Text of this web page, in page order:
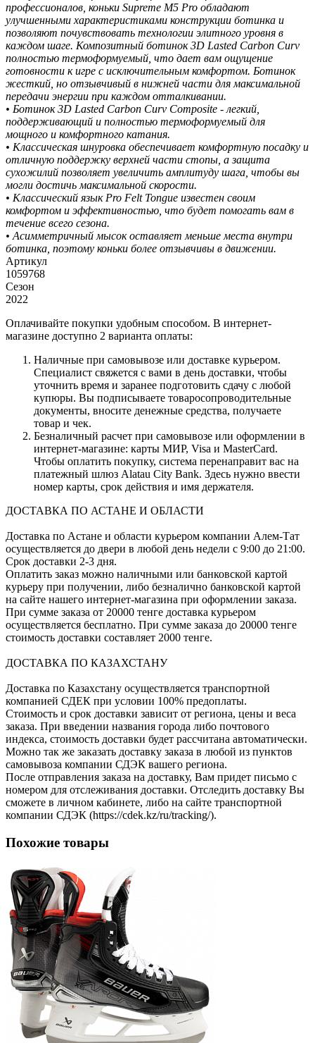
профессионалов, коньки Supreme M5 Pro обладают
улучшенными характеристиками конструкции ботинка и
позволяют почувствовать технологии элитного уровня в
каждом шаге. Композитный ботинок 3D Lasted Carbon Curv
полностью термоформуемый, что дает вам ощущение
готовности к игре с исключительным комфортом. Ботинок
жесткий, но отзывчивый в нижней части для максимальной
передачи энергии при каждом отталкивании.
• Ботинок 3D Lasted Carbon Curv Composite - легкий,
поддерживающий и полностью термоформуемый для
мощного и комфортного катания.
• Классическая шнуровка обеспечивает комфортную посадку и
отличную поддержку верхней части стопы, а защита
сухожилий позволяет увеличить амплитуду шага, чтобы вы
могли достичь максимальной скорости.
• Классический язык Pro Felt Tongue известен своим
комфортом и эффективностью, что будет помогать вам в
течение всего сезона.
• Асимметричный мысок оставляет меньше места внутри
ботинка, поэтому коньки более отзывчивы в движении.
Артикул
1059768
Сезон
2022
Оплачивайте покупки удобным способом. В интернет-
магазине доступно 2 варианта оплаты:
Наличные при самовывозе или доставке курьером.
Специалист свяжется с вами в день доставки, чтобы
уточнить время и заранее подготовить сдачу с любой
купюры. Вы подписываете товаросопроводительные
документы, вносите денежные средства, получаете
товар и чек.
Безналичный расчет при самовывозе или оформлении в
интернет-магазине: карты МИР, Visa и MasterCard.
Чтобы оплатить покупку, система перенаправит вас на
платежный шлюз Alatau City Bank. Здесь нужно ввести
номер карты, срок действия и имя держателя.
ДОСТАВКА ПО АСТАНЕ И ОБЛАСТИ
Доставка по Астане и области курьером компании Алем-Тат
осуществляется до двери в любой день недели с 9:00 до 21:00.
Срок доставки 2-3 дня.
Оплатить заказ можно наличными или банковской картой
курьеру при получении, либо безналично банковской картой
на сайте нашего интернет-магазина при оформлении заказа.
При сумме заказа от 20000 тенге доставка курьером
осуществляется бесплатно. При сумме заказа до 20000 тенге
стоимость доставки составляет 2000 тенге.
ДОСТАВКА ПО КАЗАХСТАНУ
Доставка по Казахстану осуществляется транспортной
компанией СДЕК при условии 100% предоплаты.
Стоимость и срок доставки зависит от региона, цены и веса
заказа. При введении названия города либо почтового
индекса, стоимость доставки будет рассчитана автоматически.
Можно так же заказать доставку заказа в любой из пунктов
самовывоза компании СДЭК вашего региона.
После отправления заказа на доставку, Вам придет письмо с
номером для отслеживания доставки. Отследить доставку Вы
сможете в личном кабинете, либо на сайте транспортной
компании СДЭК (https://cdek.kz/ru/tracking/).
Похожие товары